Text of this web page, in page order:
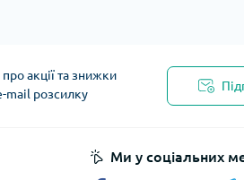
акції та знижки
mail розсилку
Ми у соціальних